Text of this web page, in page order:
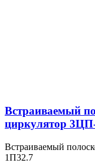
Встраиваемый
циркулятор
Встраиваемый
1П32.7